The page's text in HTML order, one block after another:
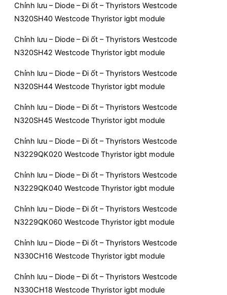
Chỉnh lưu – Diode – Đi ốt – Thyristors Westcode
N320SH40 Westcode Thyristor igbt module
Chỉnh lưu – Diode – Đi ốt – Thyristors Westcode
N320SH42 Westcode Thyristor igbt module
Chỉnh lưu – Diode – Đi ốt – Thyristors Westcode
N320SH44 Westcode Thyristor igbt module
Chỉnh lưu – Diode – Đi ốt – Thyristors Westcode
N320SH45 Westcode Thyristor igbt module
Chỉnh lưu – Diode – Đi ốt – Thyristors Westcode
N3229QK020 Westcode Thyristor igbt module
Chỉnh lưu – Diode – Đi ốt – Thyristors Westcode
N3229QK040 Westcode Thyristor igbt module
Chỉnh lưu – Diode – Đi ốt – Thyristors Westcode
N3229QK060 Westcode Thyristor igbt module
Chỉnh lưu – Diode – Đi ốt – Thyristors Westcode
N330CH16 Westcode Thyristor igbt module
Chỉnh lưu – Diode – Đi ốt – Thyristors Westcode
N330CH18 Westcode Thyristor igbt module